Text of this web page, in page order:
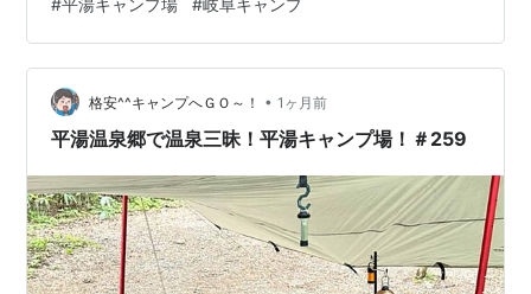
神社 奧宮に参詣しよう！ 嫁さんと別れてスマホを回収し
に行こう！ 嫁さんが行方不明に！ 上高地ビジターセンタ
ーで情報確認しよう！ 方向音痴は迷子になる！ キャンプ
仲間と合流！ パスタを食べよう！ ひらゆの森で温泉に入
ろう！ ヤマザキYショップ アルプス街道平湯店で買い出
#平湯キャンプ場 #岐阜キャンプ
格安^^キャンプへＧＯ～！ • 1ヶ月前
平湯温泉郷で温泉三昧！平湯キャンプ場！＃259